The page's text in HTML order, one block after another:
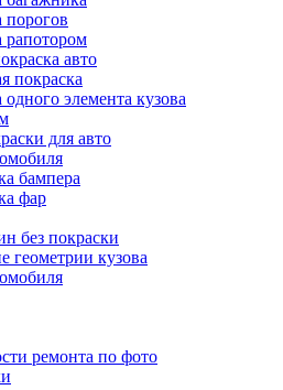
порогов
рапотором
авто
покраска
элемента кузова
для авто
бампера
фар
без покраски
геометрии кузова
ремонта по фото